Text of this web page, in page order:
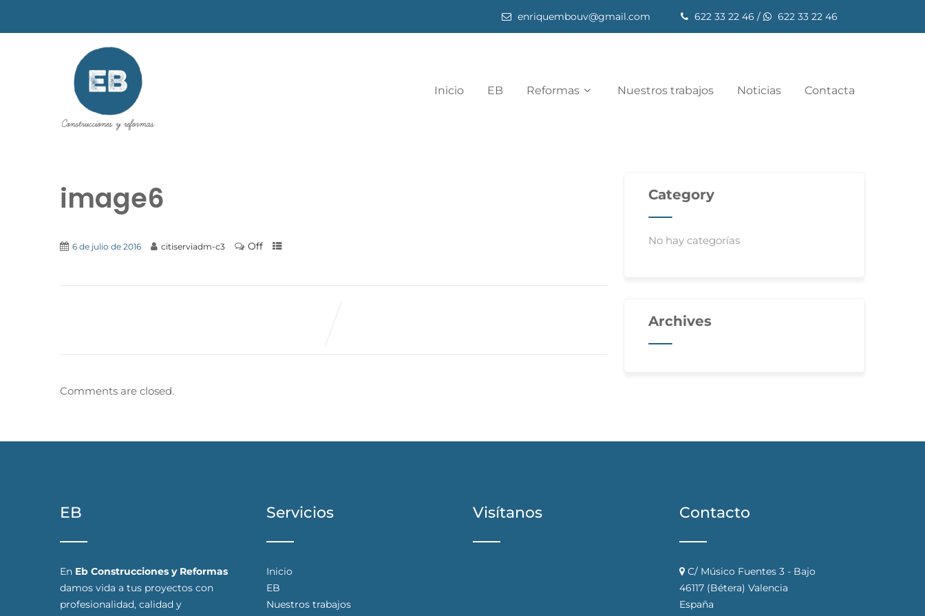
enriquembouv@gmail.com 622 33 22 46 / 622 33 22 46
Inicio EB Reformas Nuestros trabajos Noticias Contacta
image6
6 de julio de 2016 citiserviadm-c3 Off
Comments are closed.
Category
No hay categorías
Archives
EB
En Eb Construcciones y Reformas
damos vida a tus proyectos con
profesionalidad, calidad y
Servicios
Inicio
EB
Nuestros trabajos
Visítanos Contacto
C/ Músico Fuentes 3 - Bajo
46117 (Bétera) Valencia
España